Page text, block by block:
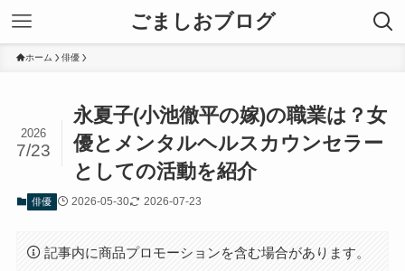
ごましおブログ
ホーム 俳優
永夏子(小池徹平の嫁)の職業は？女
優とメンタルヘルスカウンセラー
としての活動を紹介
2026
7/23
俳優 2026-05-30 2026-07-23
記事内に商品プロモーションを含む場合があります。